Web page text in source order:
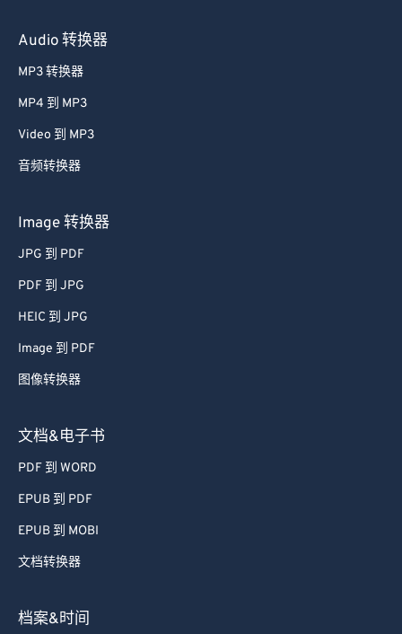
Audio 转换器
MP3 转换器
MP4 到 MP3
Video 到 MP3
音频转换器
Image 转换器
JPG 到 PDF
PDF 到 JPG
HEIC 到 JPG
Image 到 PDF
图像转换器
文档&电子书
PDF 到 WORD
EPUB 到 PDF
EPUB 到 MOBI
文档转换器
档案&时间